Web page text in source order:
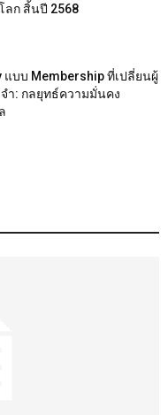
ลก สิ้นปี 2568
แบบ Membership ที่เปลี่ยนผู้
ำ: กลยุทธ์ความมั่นคง